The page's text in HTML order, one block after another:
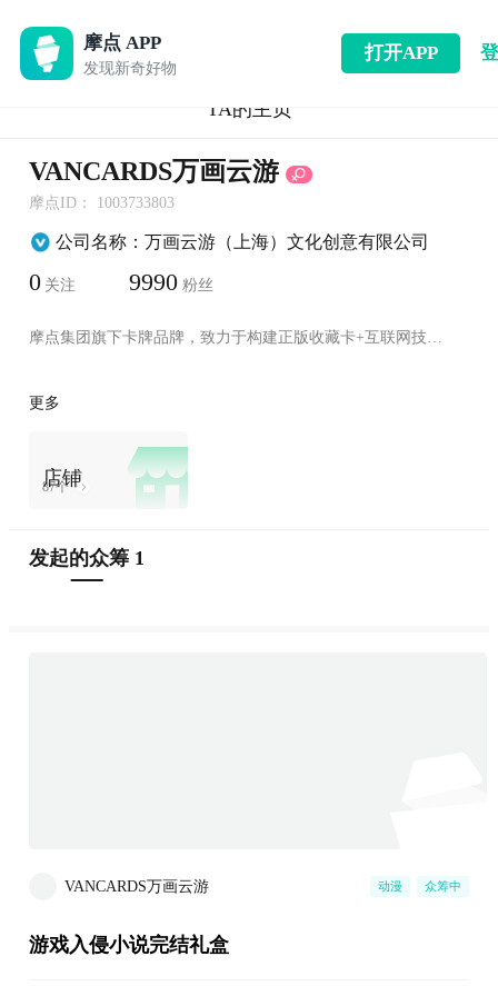
摩点 APP
发现新奇好物
打开APP
TA的主页
VANCARDS万画云游
摩点ID： 1003733803
公司名称：万画云游（上海）文化创意有限公司
0 关注 9990 粉丝
摩点集团旗下卡牌品牌，致力于构建正版收藏卡+互联网技术结合的创新产品模式
更多
店铺
87个
发起的众筹 1
VANCARDS万画云游 动漫 众筹中
游戏入侵小说完结礼盒